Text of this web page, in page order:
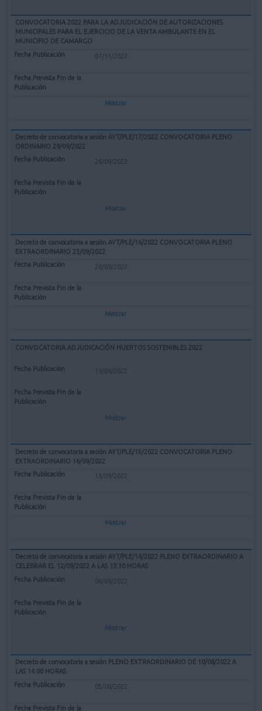
CONVOCATORIA 2022 PARA LA ADJUDICACIÓN DE AUTORIZACIONES
MUNICIPALES PARA EL EJERCICIO DE LA VENTA AMBULANTE EN EL
MUNICIPIO DE CAMARGO
07/11/2022
Mostrar
Decreto de convocatoria a sesión AYT/PLE/17/2022 CONVOCATORIA PLENO
ORDINARIO 29/09/2022
26/09/2022
Mostrar
Decreto de convocatoria a sesión AYT/PLE/16/2022 CONVOCATORIA PLENO
EXTRAORDINARIO 23/09/2022
20/09/2022
Mostrar
CONVOCATORIA ADJUDICACIÓN HUERTOS SOSTENIBLES 2022
19/09/2022
Mostrar
Decreto de convocatoria a sesión AYT/PLE/15/2022 CONVOCATORIA PLENO
EXTRAORDINARIO 16/09/2022
13/09/2022
Mostrar
Decreto de convocatoria a sesión AYT/PLE/14/2022 PLENO EXTRAORDINARIO A
CELEBRAR EL 12/09/2022 A LAS 13:30 HORAS
06/09/2022
Mostrar
Decreto de convocatoria a sesión PLENO EXTRAORDINARIO DE 10/08/2022 A
LAS 14:00 HORAS
05/08/2022